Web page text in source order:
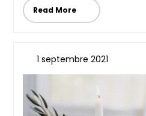
Read More
1 septembre 2021